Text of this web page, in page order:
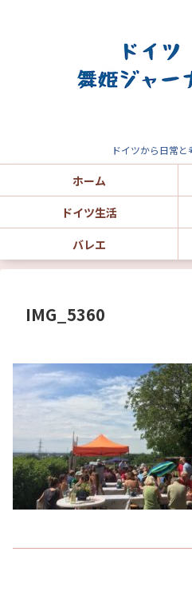
ドイツから日常と
ホーム
ドイツ生活
バレエ
IMG_5360